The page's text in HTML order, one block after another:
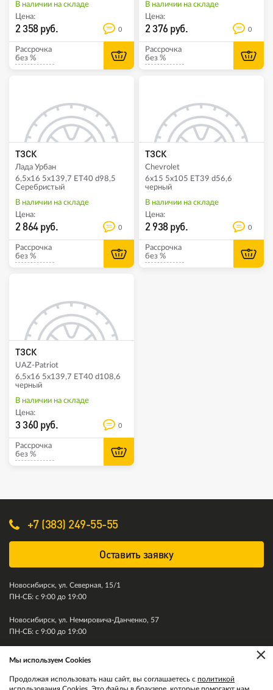
В наличии на складе
Цена:
2 358 руб. 0
Рассрочка
без %
В наличии на складе
Цена:
2 376 руб. 0
Рассрочка
без %
ТЗСК
Лада Урбан
6,5x16 5x139,7 ET40 d98,5
Серебристый
В наличии на складе
Цена:
2 864 руб. 0
Рассрочка
без %
ТЗСК
Chevrolet
6x15 5x105 ET39 d56,6
черный
В наличии на складе
Цена:
2 938 руб. 0
Рассрочка
без %
ТЗСК
UAZ-Patriot
6,5x16 5x139,7 ET40 d108,6
черный
В наличии на складе
Цена:
3 360 руб. 0
Рассрочка
без %
+7 (383) 249-55-55
Оставить заявку
Новосибирск, ул. Северная, 15/1
ПН-СБ: с 9:00 до 19:00
Новосибирск, ул. Немировича-Данченко, 57
ПН-СБ: с 9:00 до 19:00
×
Мы используем Cookies
Продолжая использовать наш сайт, вы соглашаетесь с политикой